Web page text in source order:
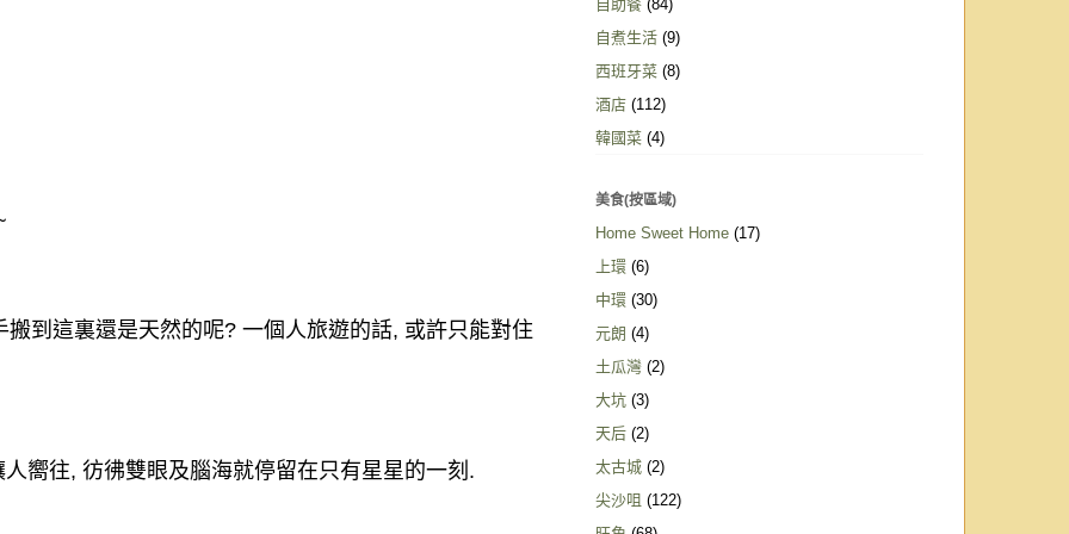
搬到這裏還是天然的呢? 一個人旅遊的話, 或許只能對住
嚮往, 彷彿雙眼及腦海就停留在只有星星的一刻 .
自助餐 (84)
自煮生活 (9)
西班牙菜 (8)
酒店 (112)
韓國菜 (4)
美食(按區域)
Home Sweet Home (17)
上環 (6)
中環 (30)
元朗 (4)
土瓜灣 (2)
大坑 (3)
天后 (2)
太古城 (2)
尖沙咀 (122)